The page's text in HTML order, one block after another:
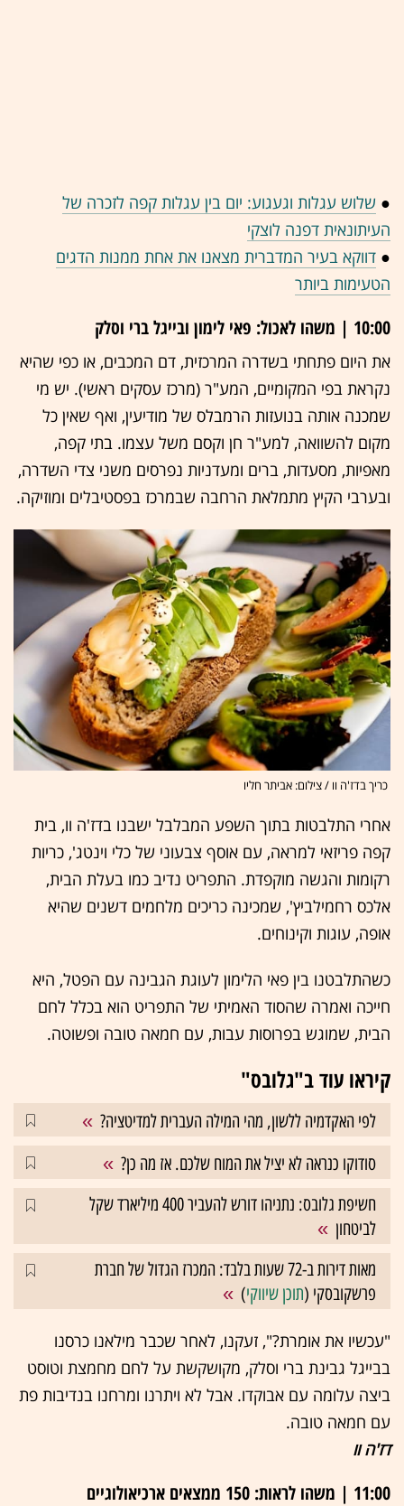
● שלוש עגלות וגעגוע: יום בין עגלות קפה לזכרה של
העיתונאית דפנה לוצקי
● דווקא בעיר המדברית מצאנו את אחת ממנות הדגים
הטעימות ביותר
10:00 | משהו לאכול: פאי לימון ובייגל ברי וסלק
את היום פתחתי בשדרה המרכזית, דם המכבים, או כפי שהיא
נקראת בפי המקומיים, המע"ר (מרכז עסקים ראשי). יש מי
שמכנה אותה בנועזות הרמבלס של מודיעין, ואף שאין כל
מקום להשוואה, למע"ר חן וקסם משל עצמו. בתי קפה,
מאפיות, מסעדות, ברים ומעדניות נפרסים משני צדי השדרה,
ובערבי הקיץ מתמלאת הרחבה שבמרכז בפסטיבלים ומוזיקה.
כריך בדז'ה וו / צילום: אביתר חליו
אחרי התלבטות בתוך השפע המבלבל ישבנו בדז'ה וו, בית
קפה פריזאי למראה, עם אוסף צבעוני של כלי וינטג', כריות
רקומות והגשה מוקפדת. התפריט נדיב כמו בעלת הבית,
אלכס רחמילביץ', שמכינה כריכים מלחמים דשנים שהיא
אופה, עוגות וקינוחים.
כשהתלבטנו בין פאי הלימון לעוגת הגבינה עם הפטל, היא
חייכה ואמרה שהסוד האמיתי של התפריט הוא בכלל לחם
הבית, שמוגש בפרוסות עבות, עם חמאה טובה ופשוטה.
קיראו עוד ב"גלובס"
לפי האקדמיה ללשון, מהי המילה העברית למדיטציה?
סודוקו כנראה לא יציל את המוח שלכם. אז מה כן?
חשיפת גלובס: נתניהו דורש להעביר 400 מיליארד שקל
לביטחון
מאות דירות ב-72 שעות בלבד: המכרז הגדול של חברת
פרשקובסקי (תוכן שיווקי)
"עכשיו את אומרת?", זעקנו, לאחר שכבר מילאנו כרסנו
בבייגל גבינת ברי וסלק, מקושקשת על לחם מחמצת וטוסט
ביצה עלומה עם אבוקדו. אבל לא ויתרנו ומרחנו בנדיבות פת
עם חמאה טובה.
דז'ה וו
11:00 | משהו לראות: 150 ממצאים ארכיאולוגיים